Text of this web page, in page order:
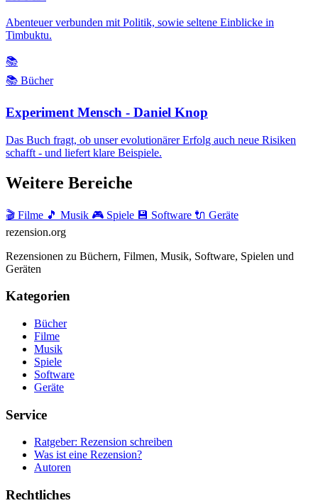
Abenteuer verbunden mit Politik, sowie seltene Einblicke in
Timbuktu.
📚
📚 Bücher
Experiment Mensch - Daniel Knop
Das Buch fragt, ob unser evolutionärer Erfolg auch neue Risiken
schafft - und liefert klare Beispiele.
Weitere Bereiche
🎬 Filme 🎵 Musik 🎮 Spiele 💾 Software 🔌 Geräte
rezension.org
Rezensionen zu Büchern, Filmen, Musik, Software, Spielen und
Geräten
Kategorien
Bücher
Filme
Musik
Spiele
Software
Geräte
Service
Ratgeber: Rezension schreiben
Was ist eine Rezension?
Autoren
Rechtliches